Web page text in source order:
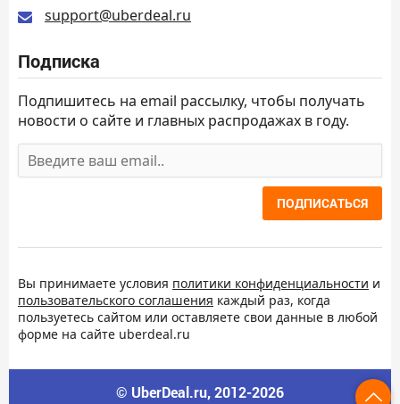
support@uberdeal.ru
Подписка
Подпишитесь на email рассылку, чтобы получать
новости о сайте и главных распродажах в году.
ПОДПИСАТЬСЯ
Вы принимаете условия политики конфиденциальности и
пользовательского соглашения каждый раз, когда
пользуетесь сайтом или оставляете свои данные в любой
форме на сайте uberdeal.ru
© UberDeal.ru, 2012-2026